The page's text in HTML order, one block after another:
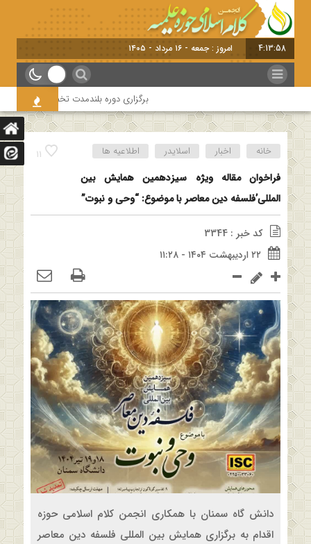
4:13:58 امروز : جمعه - ۱۶ مرداد - ۱۴۰۵
برگزاری دوره بلندمدت تخصصی و کارگاه
11 خانه اخبار اسلایدر اطلاعیه ها
فراخوان مقاله ویژه سیزدهمین همایش بین
المللی’فلسفه دین معاصر با موضوع: “وحی و نبوت”
کد خبر : 3344
۲۲ اردیبهشت ۱۴۰۴ - ۱۱:۲۸
دانش گاه سمنان با همکاری انجمن کلام اسلامی حوزه
اقدام به برگزاری همایش بین المللی فلسفه دین معاصر